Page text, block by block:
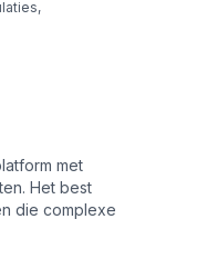
met
Het best
die complexe